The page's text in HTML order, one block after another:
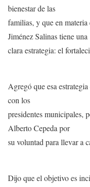
bienestar de las
familias, y que en
Jiménez Salinas tiene una
clara estrategia: el
Agregó que esa
con los
presidentes municipales,
Alberto Cepeda por
su voluntad para llevar a
Dijo que el objetivo es